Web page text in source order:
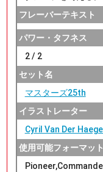
フレーバーテキスト
パワー・タフネス
2 / 2
セット名
マスターズ25th
イラストレーター
Cyril Van Der
使用可能フォーマット